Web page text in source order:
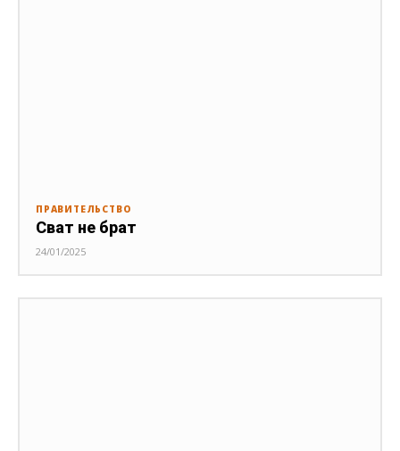
ПРАВИТЕЛЬСТВО
Сват не брат
24/01/2025